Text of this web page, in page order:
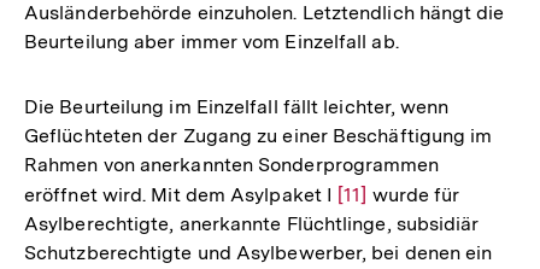
Ausländerbehörde einzuholen. Letztendlich hängt die
Beurteilung aber immer vom Einzelfall ab.
Die Beurteilung im Einzelfall fällt leichter, wenn
Geflüchteten der Zugang zu einer Beschäftigung im
Rahmen von anerkannten Sonderprogrammen
eröffnet wird. Mit dem Asylpaket I Zur
Auflösung
der
[11] wurde für
Asylberechtigte, anerkannte Flüchtlinge, subsidiär
Schutzberechtigte und Asylbewerber, bei denen ein